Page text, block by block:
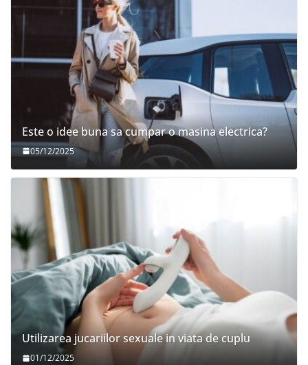
Este o idee buna sa cumpar o masina electrica?
05/12/2025
Utilizarea jucariilor sexuale in viata de cuplu
01/12/2025